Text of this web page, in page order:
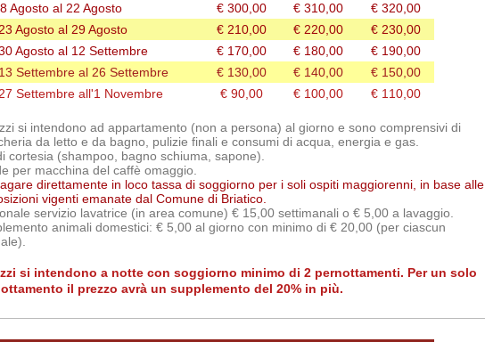
Agosto al 22 Agosto
€ 300,00 € 310,00
€ 320,00
Agosto al 29 Agosto
€ 210,00 € 220,00
€ 230,00
Agosto al 12 Settembre
€ 170,00 € 180,00
€ 190,00
Settembre al 26 Settembre
€ 130,00 € 140,00
€ 150,00
Settembre all'1 Novembre
€ 90,00 € 100,00 € 110,00
si intendono ad appartamento (non a persona) al giorno e sono comprensivi di
da letto e da bagno, pulizie finali e consumi di acqua, energia e gas.
cortesia (shampoo, bagno schiuma, sapone).
per macchina del caffè omaggio.
direttamente in loco tassa di soggiorno per i soli ospiti maggiorenni, in base alle
vigenti emanate dal Comune di Briatico.
servizio lavatrice (in area comune) € 15,00 settimanali o € 5,00 a lavaggio.
animali domestici: € 5,00 al giorno con minimo di € 20,00 (per ciascun
si intendono a notte con soggiorno minimo di 2 pernottamenti. Per un solo
il prezzo avrà un supplemento del 20% in più.